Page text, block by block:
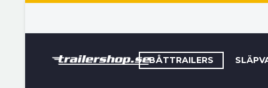
BÅTTRAILERS